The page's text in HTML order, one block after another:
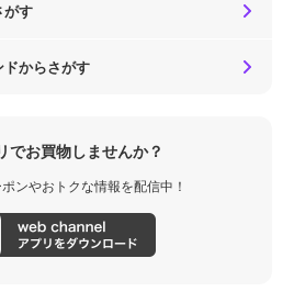
がす
ドからさがす
でお買物しませんか？
ンやおトクな情報を配信中！